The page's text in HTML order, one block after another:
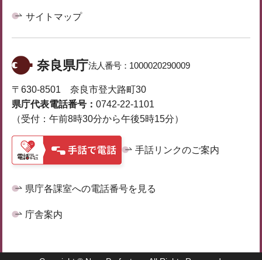
サイトマップ
奈良県庁法人番号： 1000020290009
〒630-8501 奈良市登大路町30
県庁代表電話番号： 0742-22-1101
（受付：午前8時30分から午後5時15分）
手話リンクのご案内
県庁各課室への電話番号を見る
庁舎案内